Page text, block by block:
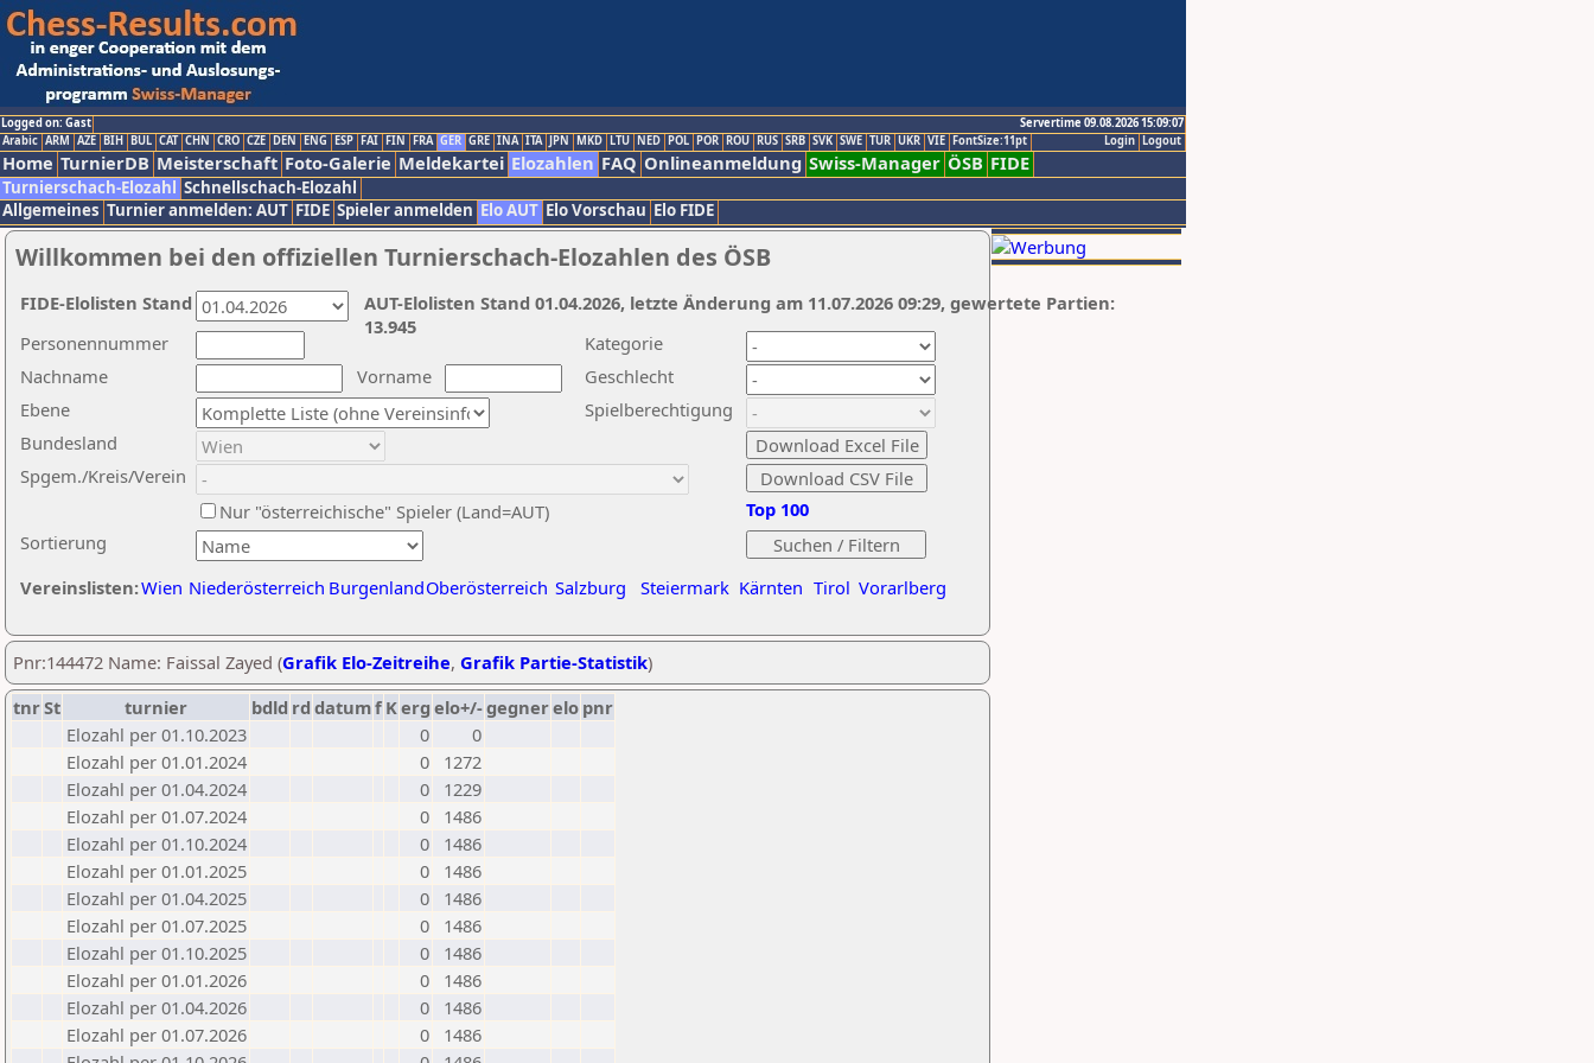
Logged on: Gast
Servertime 09.08.2026 15:09:07
Logout
Login
Arabic ARM AZE BIH BUL CAT CHN CRO CZE DEN ENG ESP FAI FIN FRA GER GRE INA ITA JPN MKD LTU NED POL POR ROU RUS SRB SVK SWE TUR UKR VIE FontSize:11pt
Home TurnierDB Meisterschaft Foto-Galerie Meldekartei Elozahlen FAQ Onlineanmeldung Swiss-Manager ÖSB FIDE
Turnierschach-Elozahl Schnellschach-Elozahl
Allgemeines Turnier anmelden: AUT FIDE Spieler anmelden Elo AUT Elo Vorschau Elo FIDE
Willkommen bei den offiziellen Turnierschach-Elozahlen des ÖSB
Nachname
Vorname
Ebene
Kategorie
Sortierung
Personennummer
Bundesland
Spgem./Kreis/Verein
Geschlecht
Nur "österreichische" Spieler (Land=AUT)
Spielberechtigung
Vereinslisten:Wien Niederösterreich BurgenlandOberösterreich Salzburg Steiermark Kärnten Tirol Vorarlberg
Top 100
AUT-Elolisten Stand 01.04.2026, letzte Änderung am 11.07.2026 09:29, gewertete Partien:
13.945
FIDE-Elolisten Stand
Pnr:144472 Name: Faissal Zayed (Grafik Elo-Zeitreihe, Grafik Partie-Statistik)
tnrSt turnier bdld rd datumf Kerg elo+/-gegnerelo pnr
Elozahl per 01.10.2023
0
0
Elozahl per 01.01.2024
0
1272
Elozahl per 01.04.2024
0
1229
Elozahl per 01.07.2024
0
1486
Elozahl per 01.10.2024
0
1486
Elozahl per 01.01.2025
0
1486
Elozahl per 01.04.2025
0
1486
Elozahl per 01.07.2025
0
1486
Elozahl per 01.10.2025
0
1486
Elozahl per 01.01.2026
0
1486
Elozahl per 01.04.2026
0
1486
Elozahl per 01.07.2026
0
1486